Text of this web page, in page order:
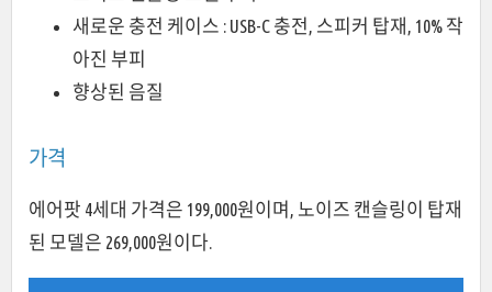
새로운 충전 케이스 : USB-C 충전, 스피커 탑재, 10% 작
아진 부피
향상된 음질
가격
에어팟 4세대 가격은 199,000원이며, 노이즈 캔슬링이 탑재
된 모델은 269,000원이다.